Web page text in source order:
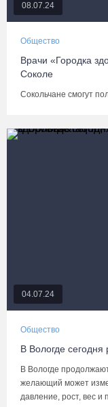
08.07.24
Общество
Врачи «Городка
Соколе
Сокольчане смогут
04.07.24
Общество
В Вологде сегодня
В Вологде
желающий может
давление, рост, вес и